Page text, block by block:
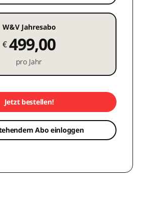
W&V Jahresabo
€499,00
pro Jahr
Jetzt bestellen!
Abo einloggen